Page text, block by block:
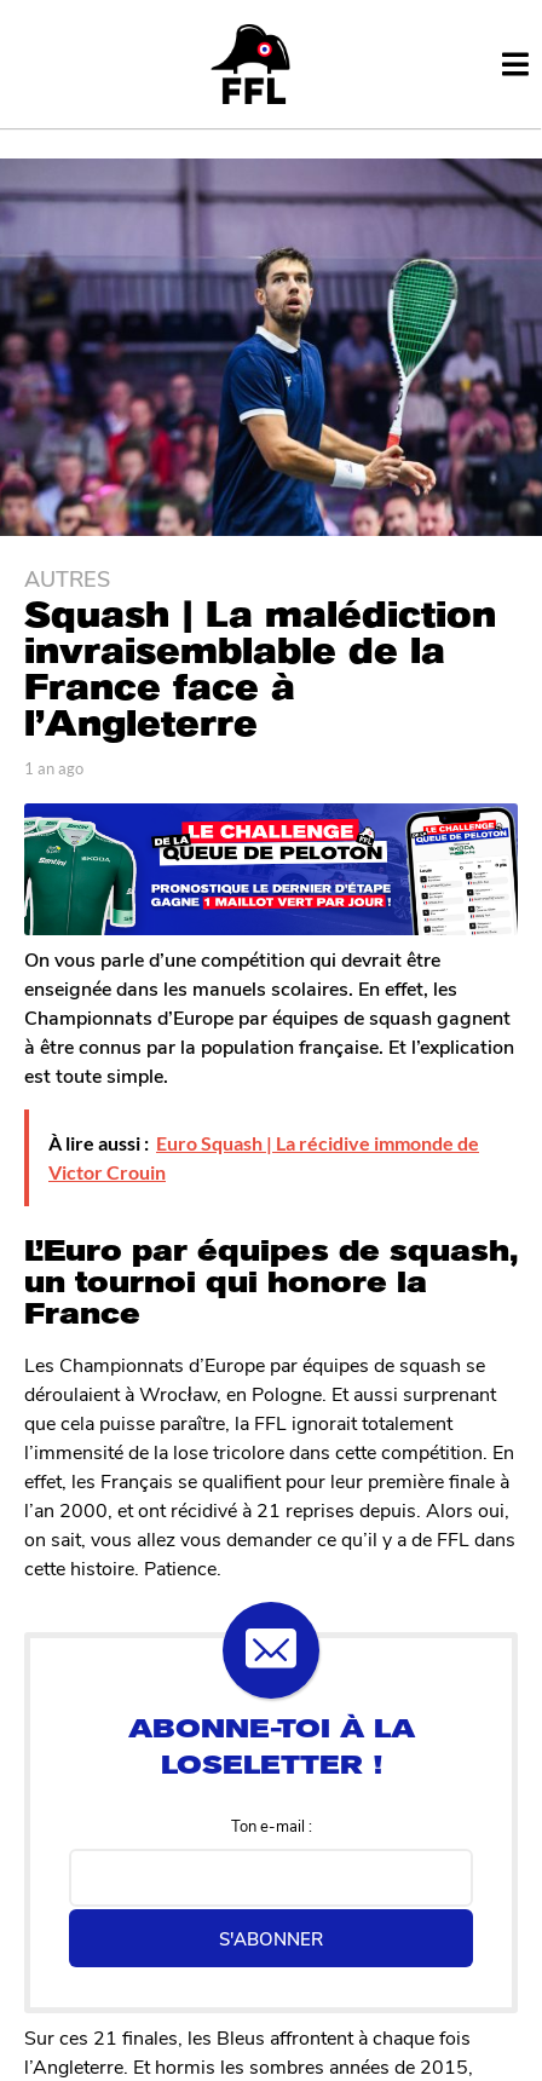
1
a
n
a
g
n
a
g
o
AUTRES
Squash | La malédiction
invraisemblable de la
France face à
l’Angleterre
p
r
T
o
m
G
a
l
r
o
n
1 an ago
a
g
On vous parle d’une compétition qui devrait être
enseignée dans les manuels scolaires. En effet, les
Championnats d’Europe par équipes de squash gagnent
à être connus par la population française. Et l’explication
est toute simple.
À lire aussi : Euro Squash | La récidive immonde de
Victor Crouin
L’Euro par équipes de squash,
un tournoi qui honore la
France
Les Championnats d’Europe par équipes de squash se
déroulaient à Wrocław, en Pologne. Et aussi surprenant
que cela puisse paraître, la FFL ignorait totalement
l’immensité de la lose tricolore dans cette compétition. En
effet, les Français se qualifient pour leur première finale à
l’an 2000, et ont récidivé à 21 reprises depuis. Alors oui,
on sait, vous allez vous demander ce qu’il y a de FFL dans
cette histoire. Patience.
Ton e-mail :
S'ABONNER
Sur ces 21 finales, les Bleus affrontent à chaque fois
l’Angleterre. Et hormis les sombres années de 2015,